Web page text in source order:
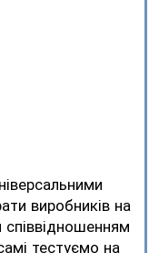
виробників на
тестуємо на